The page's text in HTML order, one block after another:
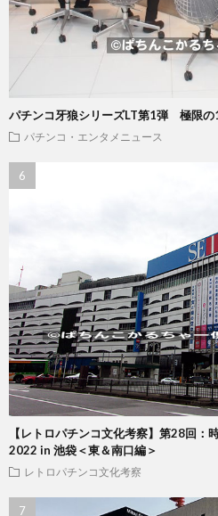
パチンコ牙狼シリーズLT第1弾 極限の
パチンコ・エンタメニュース
【レトロパチンコ文化考察】第28回
2022 in 池袋＜東＆南口編＞
レトロパチンコ文化考察